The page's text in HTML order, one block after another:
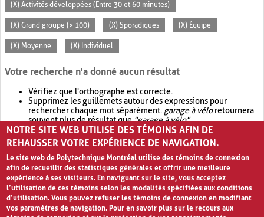
(X) Activités développées (Entre 30 et 60 minutes)
(X) Grand groupe (> 100) (X) Sporadiques (X) Équipe
(X) Moyenne (X) Individuel
Votre recherche n'a donné aucun résultat
Vérifiez que l'orthographe est correcte.
Supprimez les guillemets autour des expressions pour
rechercher chaque mot séparément. garage à véloretournera
souvent plus de résultat que"garage à vélo".
Envisagez d'élargir votre recherche avec OR.garage OR vélo
retournera souvent plus de résultat quegarage à vélo
NOTRE SITE WEB UTILISE DES TÉMOINS AFIN DE
REHAUSSER VOTRE EXPÉRIENCE DE NAVIGATION.
Le site web de Polytechnique Montréal utilise des témoins de connexion
afin de recueillir des statistiques générales et offrir une meilleure
expérience à ses visiteurs. En naviguant sur le site, vous acceptez
l’utilisation de ces témoins selon les modalités spécifiées aux conditions
d’utilisation. Vous pouvez refuser les témoins de connexion en modifiant
vos paramètres de navigation. Pour en savoir plus sur le recours aux